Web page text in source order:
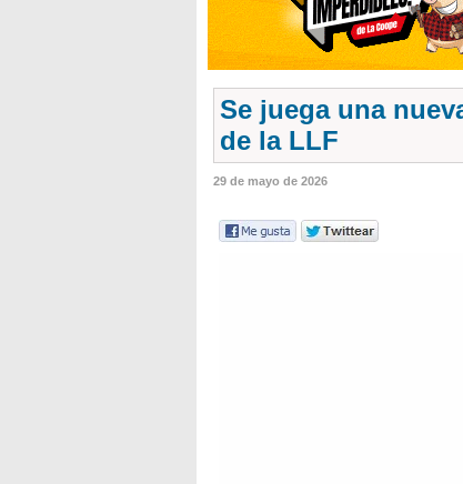
Se juega una
de la LLF
29 de mayo de 2026